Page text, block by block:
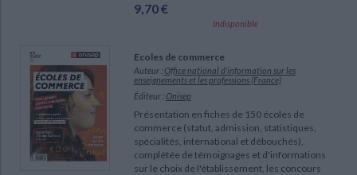
9,70 €
Indisponible
Ecoles de commerce
Auteur : Office national d'information sur les
enseignements et les professions (France)
Éditeur : Onisep
Présentation en fiches de 150 écoles de
commerce (statut, admission, statistiques,
spécialités, international et débouchés),
complétée de témoignages et d'informations
sur le choix de l'établissement, les concours